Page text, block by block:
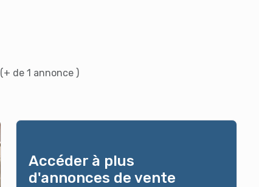
(+ de 1 annonce )
Accéder à plus
d'annonces de vente